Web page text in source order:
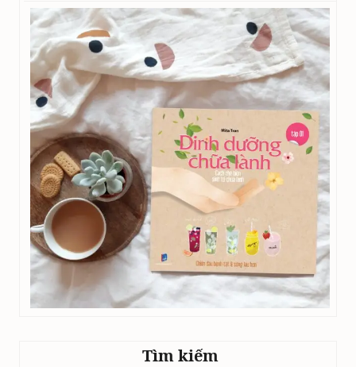
Tìm kiếm